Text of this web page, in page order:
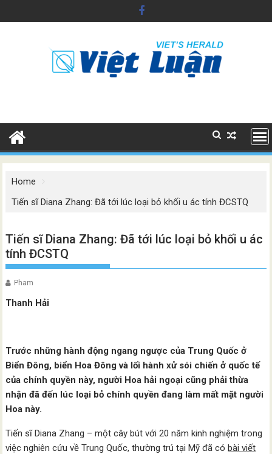
to
Home
Tiến sĩ Diana Zhang: Đã tới lúc loại bỏ khối u ác tính ĐCSTQ
Tiến sĩ Diana Zhang: Đã tới lúc loại bỏ khối u ác
tính ĐCSTQ
Pham
Thanh Hải
Trước những hành động ngang ngược của Trung Quốc ở
Biển Đông, biển Hoa Đông và lối hành xử sói chiến ở quốc tế
của chính quyền này, người Hoa hải ngoại cũng phải thừa
nhận đã đến lúc loại bỏ chính quyền đang làm mất mặt người
Hoa này.
Tiến sĩ Diana Zhang – một cây bút với 20 năm kinh nghiệm trong
việc nghiên cứu về Trung Quốc, thường trú tại Mỹ đã cóbài viết